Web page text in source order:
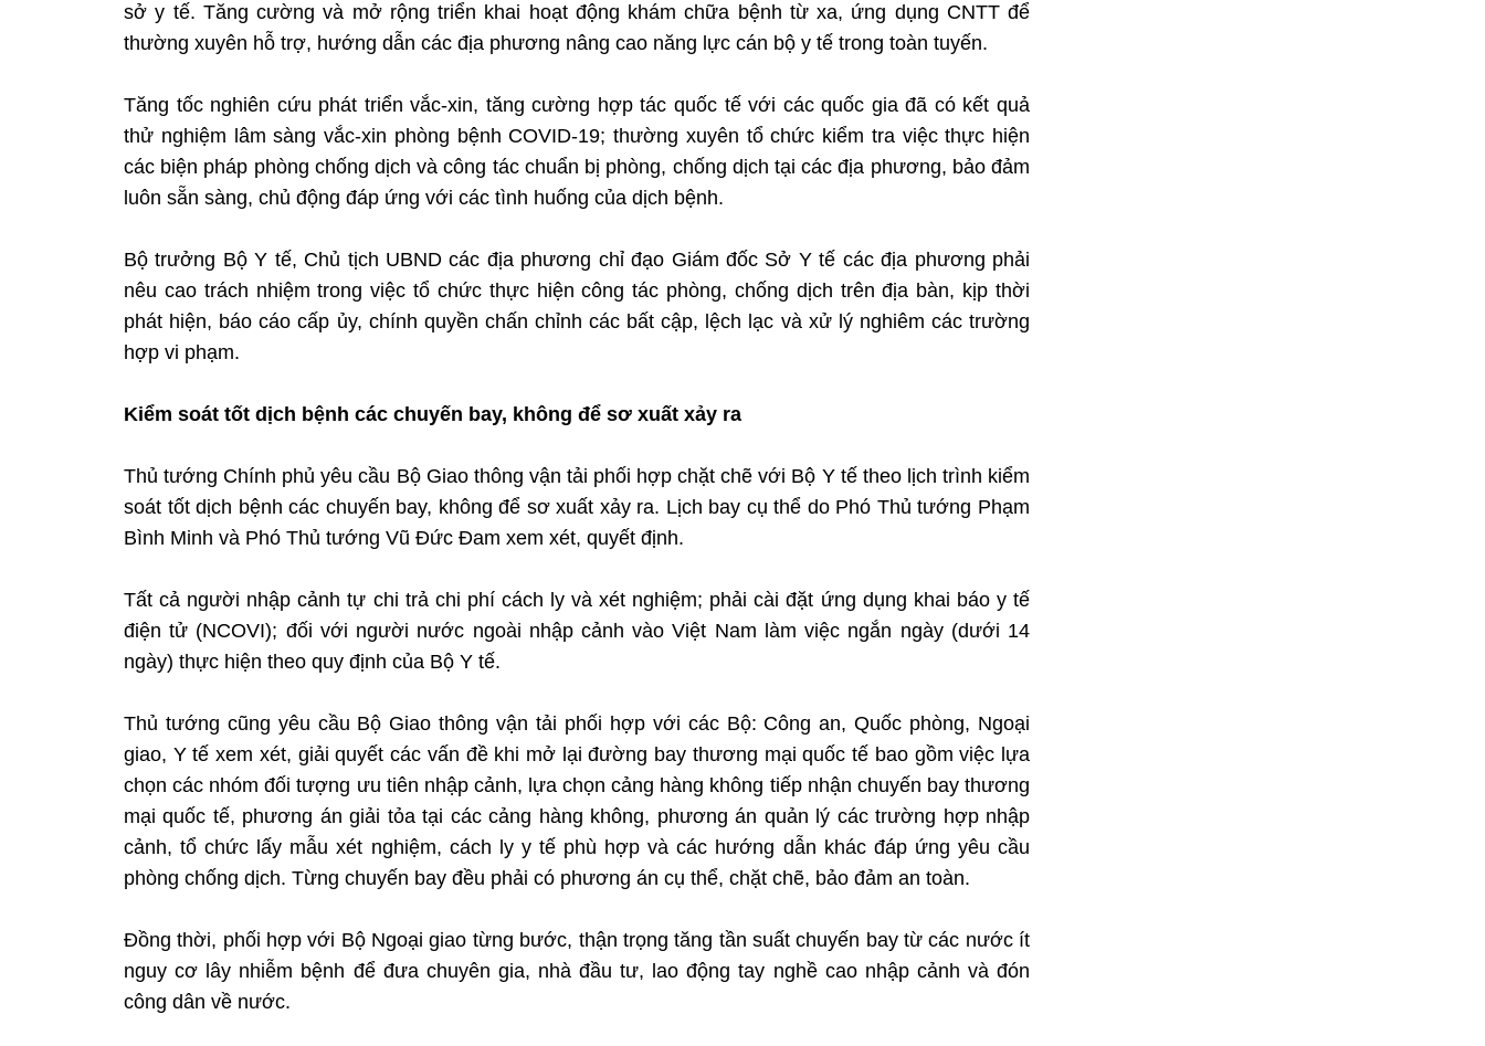
sở y tế. Tăng cường và mở rộng triển khai hoạt động khám chữa bệnh từ xa, ứng dụng CNTT để
thường xuyên hỗ trợ, hướng dẫn các địa phương nâng cao năng lực cán bộ y tế trong toàn tuyến.
Tăng tốc nghiên cứu phát triển vắc-xin, tăng cường hợp tác quốc tế với các quốc gia đã có kết quả
thử nghiệm lâm sàng vắc-xin phòng bệnh COVID-19; thường xuyên tổ chức kiểm tra việc thực hiện
các biện pháp phòng chống dịch và công tác chuẩn bị phòng, chống dịch tại các địa phương, bảo đảm
luôn sẵn sàng, chủ động đáp ứng với các tình huống của dịch bệnh.
Bộ trưởng Bộ Y tế, Chủ tịch UBND các địa phương chỉ đạo Giám đốc Sở Y tế các địa phương phải
nêu cao trách nhiệm trong việc tổ chức thực hiện công tác phòng, chống dịch trên địa bàn, kịp thời
phát hiện, báo cáo cấp ủy, chính quyền chấn chỉnh các bất cập, lệch lạc và xử lý nghiêm các trường
hợp vi phạm.
Kiểm soát tốt dịch bệnh các chuyến bay, không để sơ xuất xảy ra
Thủ tướng Chính phủ yêu cầu Bộ Giao thông vận tải phối hợp chặt chẽ với Bộ Y tế theo lịch trình kiểm
soát tốt dịch bệnh các chuyến bay, không để sơ xuất xảy ra. Lịch bay cụ thể do Phó Thủ tướng Phạm
Bình Minh và Phó Thủ tướng Vũ Đức Đam xem xét, quyết định.
Tất cả người nhập cảnh tự chi trả chi phí cách ly và xét nghiệm; phải cài đặt ứng dụng khai báo y tế
điện tử (NCOVI); đối với người nước ngoài nhập cảnh vào Việt Nam làm việc ngắn ngày (dưới 14
ngày) thực hiện theo quy định của Bộ Y tế.
Thủ tướng cũng yêu cầu Bộ Giao thông vận tải phối hợp với các Bộ: Công an, Quốc phòng, Ngoại
giao, Y tế xem xét, giải quyết các vấn đề khi mở lại đường bay thương mại quốc tế bao gồm việc lựa
chọn các nhóm đối tượng ưu tiên nhập cảnh, lựa chọn cảng hàng không tiếp nhận chuyến bay thương
mại quốc tế, phương án giải tỏa tại các cảng hàng không, phương án quản lý các trường hợp nhập
cảnh, tổ chức lấy mẫu xét nghiệm, cách ly y tế phù hợp và các hướng dẫn khác đáp ứng yêu cầu
phòng chống dịch. Từng chuyến bay đều phải có phương án cụ thể, chặt chẽ, bảo đảm an toàn.
Đồng thời, phối hợp với Bộ Ngoại giao từng bước, thận trọng tăng tần suất chuyến bay từ các nước ít
nguy cơ lây nhiễm bệnh để đưa chuyên gia, nhà đầu tư, lao động tay nghề cao nhập cảnh và đón
công dân về nước.